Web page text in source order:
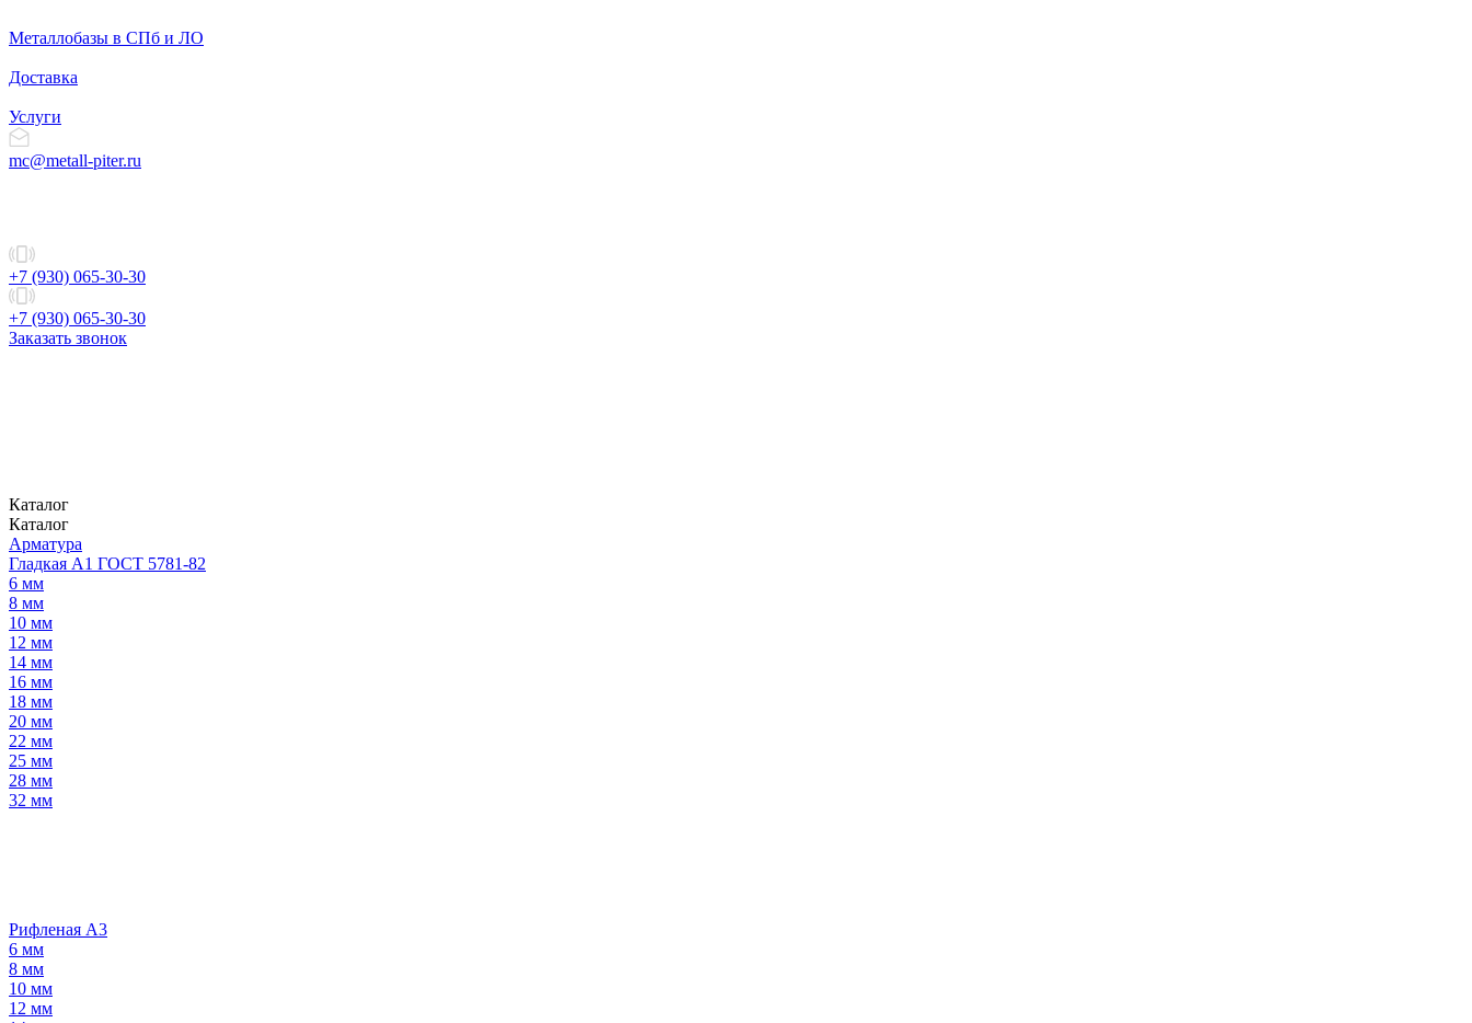
Металлобазы в СПб и ЛО
Доставка
Услуги
mc@metall-piter.ru
+7 (930) 065-30-30
+7 (930) 065-30-30
Заказать звонок
Каталог
Каталог
Арматура
Гладкая А1 ГОСТ 5781-82
6 мм
8 мм
10 мм
12 мм
14 мм
16 мм
18 мм
20 мм
22 мм
25 мм
28 мм
32 мм
Рифленая А3
6 мм
8 мм
10 мм
12 мм